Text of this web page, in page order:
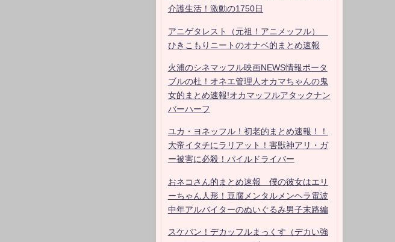
介護生活！激動の1750日
アニゲタレスト（元祖！アニメッフル）
ひきこもりニートのオナベ的まとめ速報
火浦のシネマッフル映画NEWS情報ポータ
ブルの杜！オネエ管理人オカマちゃんの鬼
女的まとめ速報!オカマッフルアタックナン
バーハーフ
ユカ・ヨネッフル！初老的まとめ速報！！
大帝イタチにラリアット！害獣神アリ・ガ
ー被害に必殺！パイルドライバー
おネコさん的まとめ速報 僕の彼女はエリ
ーちゃん人形！豆腐メンタルメンヘラ電波
中年アルバイターのぬいぐるみ男子末路編
スケバン！デカッフルまっくす（デカい強